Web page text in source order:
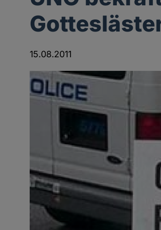
15.08.2011